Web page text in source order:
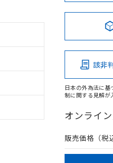
該非
日本の外為法に基
制に関する見解が
オンライ
販売価格（税